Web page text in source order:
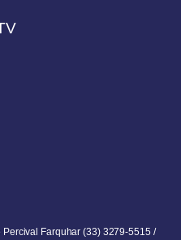
Farquhar (33) 3279-5515 /